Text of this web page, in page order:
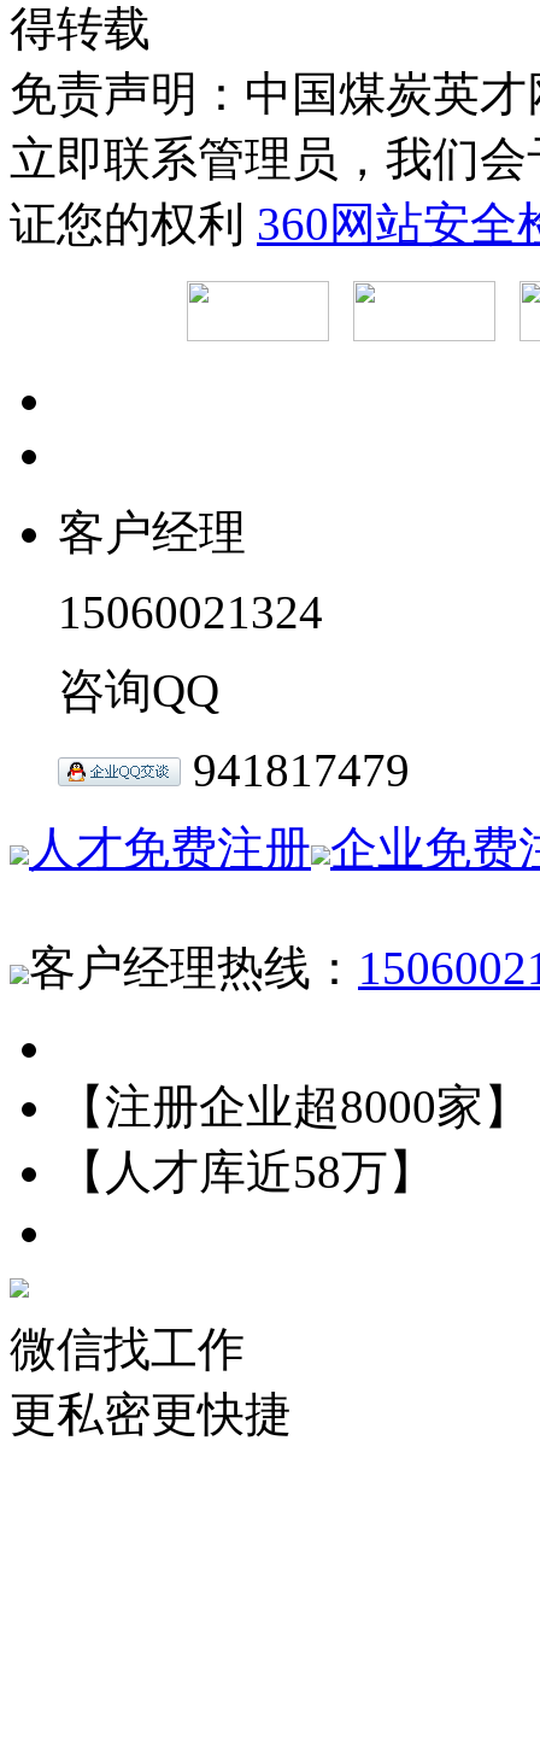
得转载
免责声明：中国煤炭英
立即联系管理员，我们
证您的权利 360网站安全
客户经理
15060021324
咨询QQ
941817479
人才免费注册 企业免费
客户经理热线：
【注册企业超8000家】
【人才库近58万】
微信找工作
更私密更快捷